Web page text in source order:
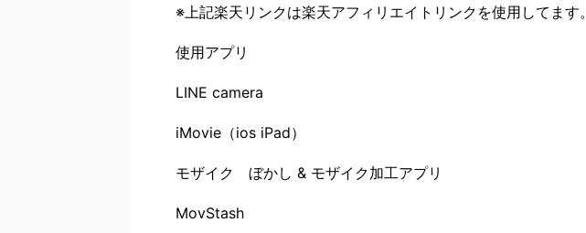
※上記楽天リンクは楽天アフィリエイトリンクを使用してます。
使用アプリ
LINE camera
iMovie（ios iPad）
モザイク ぼかし & モザイク加工アプリ
MovStash